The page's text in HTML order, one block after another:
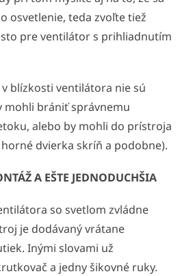
osvetlenie, teda zvoľte tiež
pre ventilátor s prihliadnutím
blízkosti ventilátora nie sú
mohli brániť správnemu
alebo by mohli do prístroja
dvierka skríň a podobne).
A EŠTE JEDNODUCHŠIA
so svetlom zvládne
je dodávaný vrátane
Inými slovami už
a jedny šikovné ruky.